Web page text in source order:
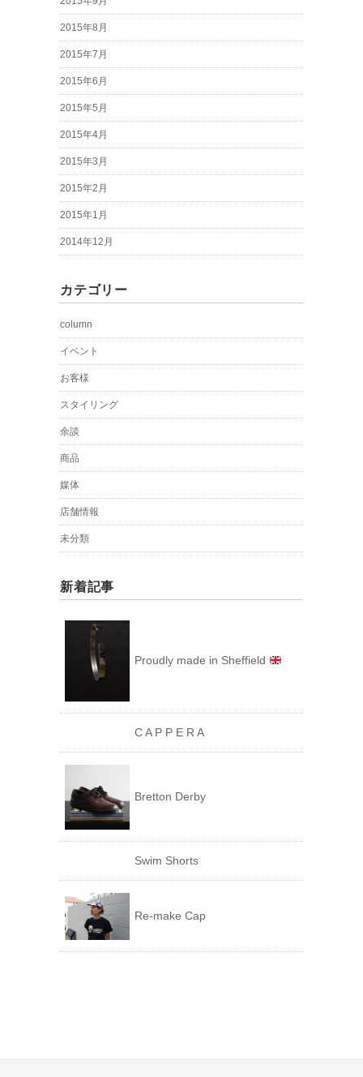
2015年8月
2015年7月
2015年6月
2015年5月
2015年4月
2015年3月
2015年2月
2015年1月
2014年12月
カテゴリー
column
イベント
お客様
スタイリング
余談
商品
媒体
店舗情報
未分類
新着記事
Proudly made in Sheffield
C A P P E R A
Bretton Derby
Swim Shorts
Re-make Cap